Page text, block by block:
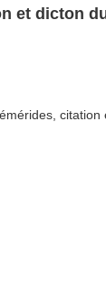
et dicton